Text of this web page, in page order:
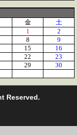
金
土
1
2
8
9
15
16
22
23
29
30
Reserved.